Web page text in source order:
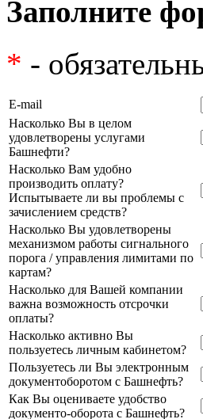
Заполните
* -
E-mail
Насколько Вы в целом
удовлетворены услугами
Башнефти?
Насколько Вам удобно
производить оплату?
Испытываете ли вы проблемы с
зачислением средств?
Насколько Вы удовлетворены
механизмом работы сигнального
порога / управления лимитами по
картам?
Насколько для Вашей компании
важна возможность отсрочки
оплаты?
Насколько активно Вы
пользуетесь личным кабинетом?
Пользуетесь ли Вы электронным
документоборотом с Башнефть?
Как Вы оцениваете удобство
документо-оборота с Башнефть?